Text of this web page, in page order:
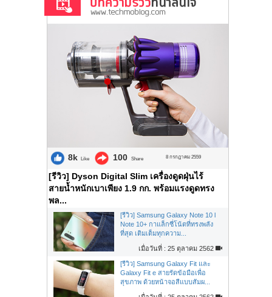
8k Like 100 Share 8 กรกฎาคม 2559
[รีวิว] Dyson Digital Slim เครื่องดูดฝุ่นไร้
สายน้ำหนักเบาเพียง 1.9 กก. พร้อมแรงดูดทรง
พล...
[รีวิว] Samsung Galaxy Note 10 l
Note 10+ กาแล็กซี่โน้ตที่ทรงพลัง
ที่สุด เติมเต็มทุกความ...
เมื่อวันที่ : 25 ตุลาคม 2562
[รีวิว] Samsung Galaxy Fit และ
Galaxy Fit e สายรัดข้อมือเพื่อ
สุขภาพ ด้วยหน้าจอสีแบบสัมผ...